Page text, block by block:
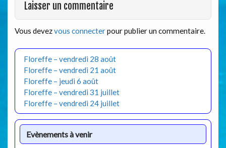
Laisser un commentaire
Vous devezvous connecterpour publier un commentaire.
Floreffe – vendredi 28 août
Floreffe – vendredi 21 août
Floreffe – jeudi 6 août
Floreffe – vendredi 31 juillet
Floreffe – vendredi 24 juillet
Evènements à venir